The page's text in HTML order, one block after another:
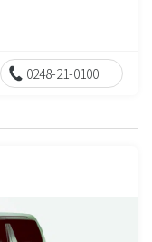
0248-21-0100